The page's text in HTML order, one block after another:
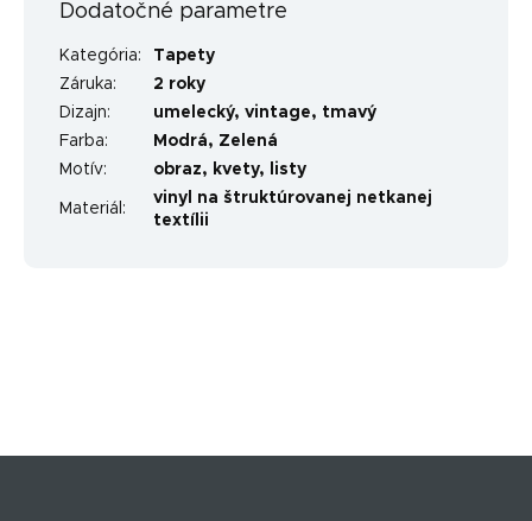
Dodatočné parametre
Kategória:
Tapety
Záruka:
2 roky
Dizajn: umelecký, vintage, tmavý
Farba: Modrá, Zelená
Motív: obraz, kvety, listy
Materiál :
vinyl na štruktúrovanej netkanej
textílii